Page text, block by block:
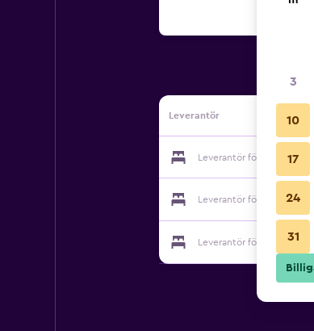
Leverantör
Leverantör för Lindas
Leverantör för Lindas
Leverantör för Lindas
3
10
17
24
31